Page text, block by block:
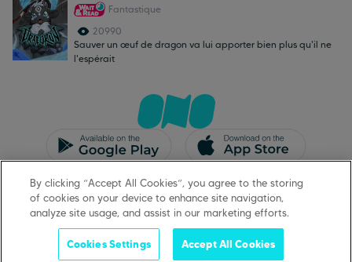
Fantastique
20990
Sauver un œuf de dragon va lui apporter bien plus qu'il ne
l'espérait
Protection des données
Support
© ONO
By clicking “Accept All Cookies”, you agree to the storing
of cookies on your device to enhance site navigation,
analyze site usage, and assist in our marketing efforts.
Cookies Settings Accept All Cookies